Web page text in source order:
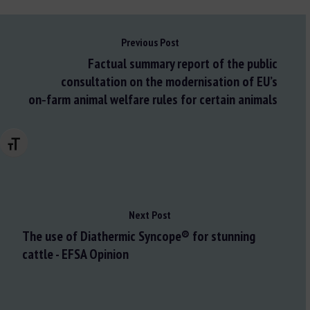
Changer la taille de la police
Previous Post
Factual summary report of the public
consultation on the modernisation of EU’s
on‑farm animal welfare rules for certain animals
Next Post
The use of Diathermic Syncope® for stunning
cattle - EFSA Opinion